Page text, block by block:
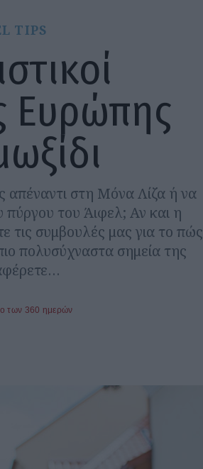
TIPS
Ευρώπης
απέναντι στη Μόνα Λίζα ή να
πύργου του Άιφελ; Αν και η
τις συμβουλές μας για το πώς
πολυσύχναστα σημεία της
των 360 ημερών